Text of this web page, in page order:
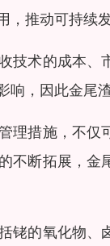
推动可持续发
技术的成本
，因此金尾
理措施，不
不断拓展，
铑的氧化物